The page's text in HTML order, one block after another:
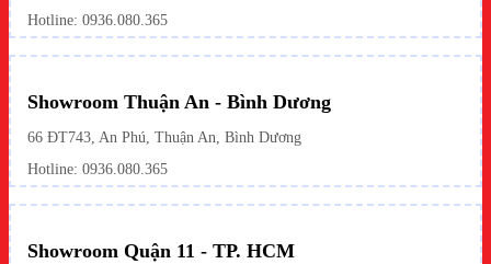
Hotline: 0936.080.365
Showroom Thuận An - Bình Dương
66 ĐT743, An Phú, Thuận An, Bình Dương
Hotline: 0936.080.365
Showroom Quận 11 - TP. HCM